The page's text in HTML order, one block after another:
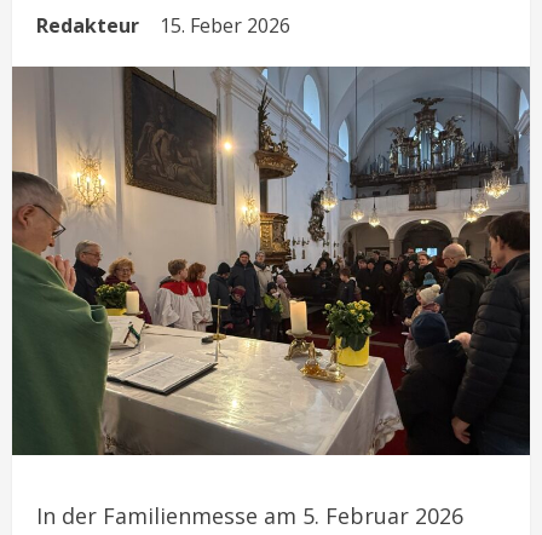
Redakteur 15. Feber 2026
In der Familienmesse am 5. Februar 2026